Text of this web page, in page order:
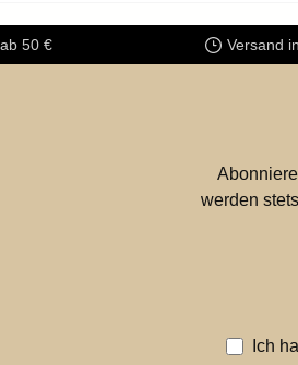
50 € Versand
werden
Ich